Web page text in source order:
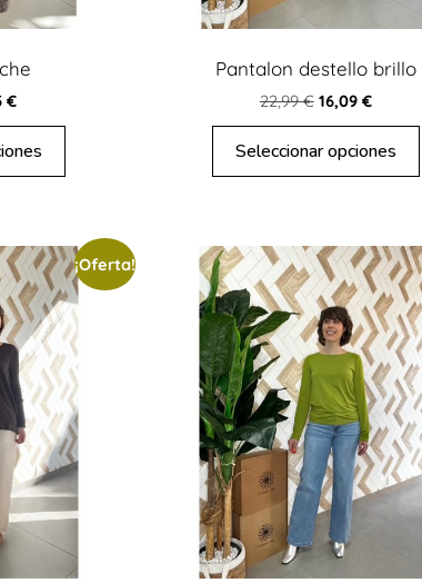
€
Pantalon destello brillo
22,99€ 16,09 €
Seleccionar opciones
¡Oferta!